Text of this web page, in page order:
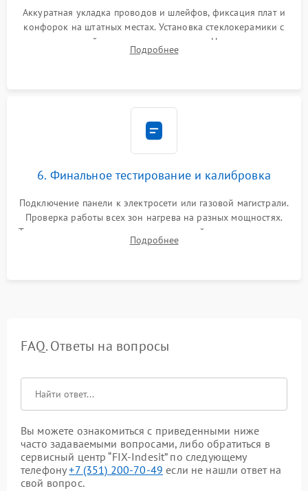
Аккуратная укладка проводов и шлейфов, фиксация плат и
конфорок на штатных местах. Установка стеклокерамики с
проверкой равномерности зазоров. Нанесение
термостойкого герметика или укладка уплотнительной
Подробнее
6. Финальное тестирование и калибровка
Подключение панели к электросети или газовой магистрали.
Проверка работы всех зон нагрева на разных мощностях.
Тестирование сенсорного управления, таймера, индикаторов
остаточного тепла и систем защиты от перегрева.
Подробнее
FAQ. Ответы на вопросы
Вы можете ознакомиться с приведенными ниже
часто задаваемыми вопросами, либо обратиться в
сервисный центр “FIX-Indesit” по следующему
телефону+7 (351) 200-70-49 если не нашли ответ на
свой вопрос.